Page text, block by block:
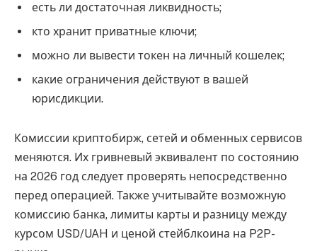
есть ли достаточная ликвидность;
кто хранит приватные ключи;
можно ли вывести токен на личный кошелек;
какие ограничения действуют в вашей
юрисдикции.
Комиссии криптобирж, сетей и обменных сервисов
меняются. Их гривневый эквивалент по состоянию
на 2026 год следует проверять непосредственно
перед операцией. Также учитывайте возможную
комиссию банка, лимиты карты и разницу между
курсом USD/UAH и ценой стейблкоина на P2P-